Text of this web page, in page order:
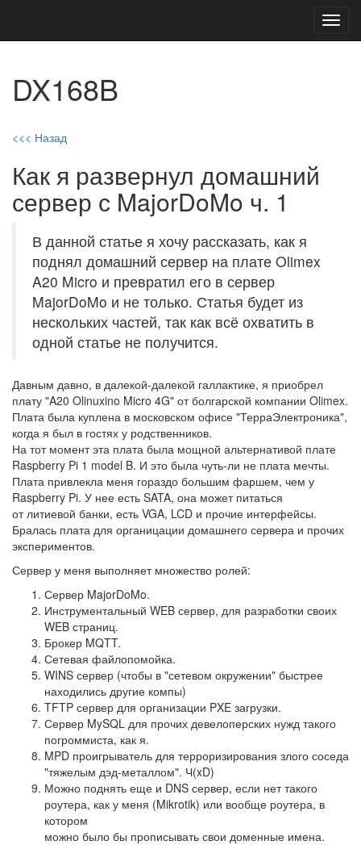
DX168B
<<< Назад
Как я развернул домашний
сервер с MajorDoMo ч. 1
В данной статье я хочу рассказать, как я
поднял домашний сервер на плате Olimex
A20 Micro и превратил его в сервер
MajorDoMo и не только. Статья будет из
нескольких частей, так как всё охватить в
одной статье не получится.
Давным давно, в далекой-далекой галлактике, я приобрел
плату "A20 Olinuxino Micro 4G" от болгарской компании Olimex.
Плата была куплена в московском офисе "ТерраЭлектроника",
когда я был в гостях у родственников.
На тот момент эта плата была мощной альтернативой плате
Raspberry Pi 1 model B. И это была чуть-ли не плата мечты.
Плата привлекла меня гораздо большим фаршем, чем у
Raspberry Pi. У нее есть SATA, она может питаться
от литиевой банки, есть VGA, LCD и прочие интерфейсы.
Бралась плата для органицации домашнего сервера и прочих
экспериментов.
Сервер у меня выполняет множество ролей:
Сервер MajorDoMo.
Инструментальный WEB сервер, для разработки своих
WEB страниц.
Брокер MQTT.
Сетевая файлопомойка.
WINS сервер (чтобы в "сетевом окружении" быстрее
находились другие компы)
TFTP сервер для организации PXE загрузки.
Сервер MySQL для прочих девелоперских нужд такого
погроммиста, как я.
MPD проигрыватель для терроризирования злого соседа
"тяжелым дэд-металлом". Ч(xD)
Можно поднять еще и DNS сервер, если нет такого
роутера, как у меня (Mikrotik) или вообще роутера, в
котором
можно было бы прописывать свои доменные имена.